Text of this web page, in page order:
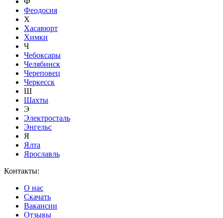
Феодосия
Х
Хасавюрт
Химки
Ч
Чебоксары
Челябинск
Череповец
Черкесск
Ш
Шахты
Э
Электросталь
Энгельс
Я
Ялта
Ярославль
Контакты:
О нас
Скачать
Вакансии
Отзывы